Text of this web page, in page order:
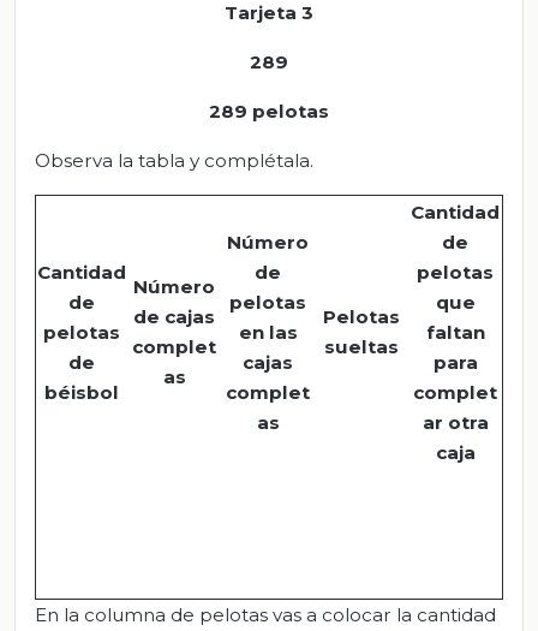
Tarjeta 3
289
289 pelotas
Observa la tabla y complétala.
Cantidad
de
pelotas
de
béisbol
Número
de cajas
complet
as
Número
de
pelotas
en las
cajas
complet
as
Pelotas
sueltas
Cantidad
de
pelotas
que
faltan
para
complet
ar otra
caja
En la columna de pelotas vas a colocar la cantidad